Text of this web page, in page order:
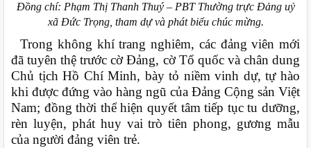
Đồng chí: Phạm Thị Thanh Thuý – PBT Thường trực Đảng uỷ
xã Đức Trọng, tham dự và phát biểu chúc mừng.
Trong không khí trang nghiêm, các đảng viên mới
đã tuyên thệ trước cờ Đảng, cờ Tổ quốc và chân dung
Chủ tịch Hồ Chí Minh, bày tỏ niềm vinh dự, tự hào
khi được đứng vào hàng ngũ của Đảng Cộng sản Việt
Nam; đồng thời thể hiện quyết tâm tiếp tục tu dưỡng,
rèn luyện, phát huy vai trò tiên phong, gương mẫu
của người đảng viên trẻ.